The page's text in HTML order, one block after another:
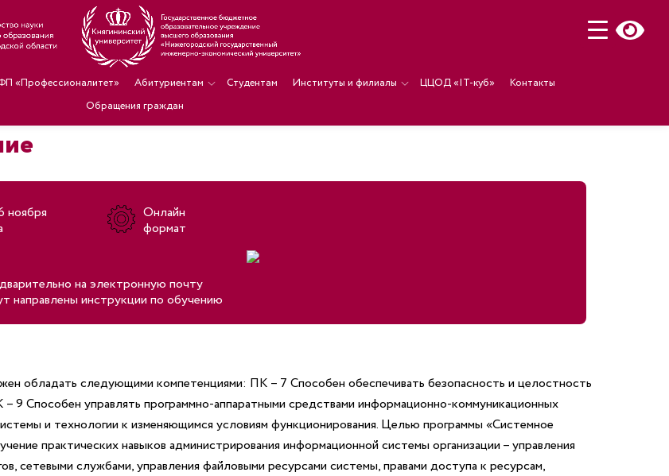
«Профессионалитет» Абитуриентам Студентам Институты и филиалы ЦЦОД «IT-куб»
Контакты
Обращения граждан
ноября
Онлайн
формат
на электронную почту
направлены инструкции по обучению
обладать следующими компетенциями: ПК – 7 Способен обеспечивать безопасность и целостность
9 Способен управлять программно-аппаратными средствами информационно-коммуникационных
и технологии к изменяющимся условиям функционирования. Целью программы «Системное
практических навыков администрирования информационной системы организации – управления
сетевыми службами, управления файловыми ресурсами системы, правами доступа к ресурсам,